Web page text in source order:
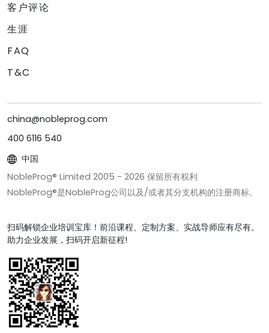
客户评论
生涯
FAQ
T&C
china@nobleprog.com
400 6116 540
中国
NobleProg® Limited 2005 - 2026 保留所有权利
NobleProg®是NobleProg公司以及/或者其分支机构的注册商标。
扫码解锁企业培训宝库！前沿课程、定制方案、实战导师应有尽有。
助力企业发展，扫码开启新征程!